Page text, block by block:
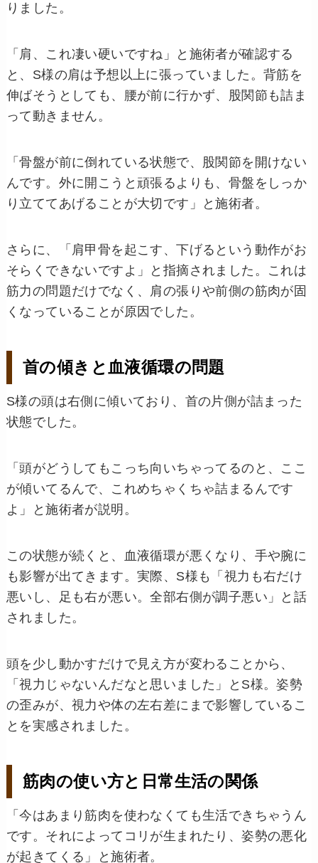
りました。
「肩、これ凄い硬いですね」と施術者が確認する
と、S様の肩は予想以上に張っていました。背筋を
伸ばそうとしても、腰が前に行かず、股関節も詰ま
って動きません。
「骨盤が前に倒れている状態で、股関節を開けない
んです。外に開こうと頑張るよりも、骨盤をしっか
り立ててあげることが大切です」と施術者。
さらに、「肩甲骨を起こす、下げるという動作がお
そらくできないですよ」と指摘されました。これは
筋力の問題だけでなく、肩の張りや前側の筋肉が固
くなっていることが原因でした。
首の傾きと血液循環の問題
S様の頭は右側に傾いており、首の片側が詰まった
状態でした。
「頭がどうしてもこっち向いちゃってるのと、ここ
が傾いてるんで、これめちゃくちゃ詰まるんです
よ」と施術者が説明。
この状態が続くと、血液循環が悪くなり、手や腕に
も影響が出てきます。実際、S様も「視力も右だけ
悪いし、足も右が悪い。全部右側が調子悪い」と話
されました。
頭を少し動かすだけで見え方が変わることから、
「視力じゃないんだなと思いました」とS様。姿勢
の歪みが、視力や体の左右差にまで影響しているこ
とを実感されました。
筋肉の使い方と日常生活の関係
「今はあまり筋肉を使わなくても生活できちゃうん
です。それによってコリが生まれたり、姿勢の悪化
が起きてくる」と施術者。